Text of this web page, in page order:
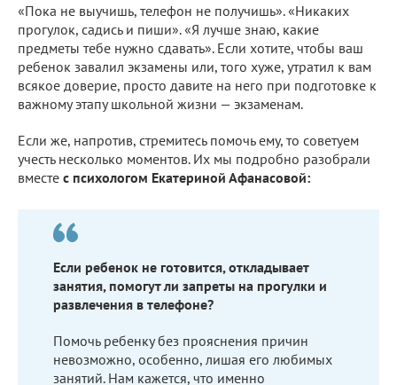
«Пока не выучишь, телефон не получишь». «Никаких
прогулок, садись и пиши». «Я лучше знаю, какие
предметы тебе нужно сдавать». Если хотите, чтобы ваш
ребенок завалил экзамены или, того хуже, утратил к вам
всякое доверие, просто давите на него при подготовке к
важному этапу школьной жизни — экзаменам.
Если же, напротив, стремитесь помочь ему, то советуем
учесть несколько моментов. Их мы подробно разобрали
вместе с психологом Екатериной Афанасовой:
Если ребенок не готовится, откладывает
занятия, помогут ли запреты на прогулки и
развлечения в телефоне?
Помочь ребенку без прояснения причин
невозможно, особенно, лишая его любимых
занятий. Нам кажется, что именно